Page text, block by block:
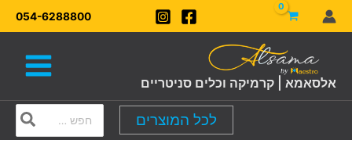
דילוג
לתוכן
054-6288800
אלסאמא | קרמיקה וכלים סניטריים
לכל המוצרים
for: